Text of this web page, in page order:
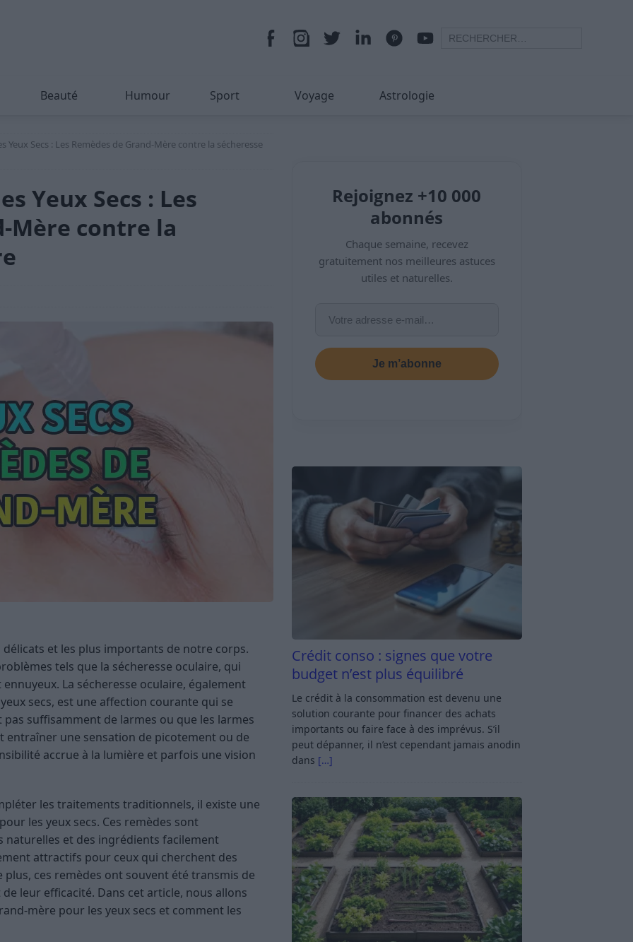
Beauté Humour Sport Voyage Astrologie
Yeux Secs : Les Remèdes de Grand-Mère contre la sécheresse
Yeux Secs : Les
Mère contre la
délicats et les plus importants de notre corps.
tels que la sécheresse oculaire, qui
La sécheresse oculaire, également
secs, est une affection courante qui se
suffisamment de larmes ou que les larmes
entraîner une sensation de picotement ou de
accrue à la lumière et parfois une vision
les traitements traditionnels, il existe une
les yeux secs. Ces remèdes sont
naturelles et des ingrédients facilement
attractifs pour ceux qui cherchent des
ces remèdes ont souvent été transmis de
leur efficacité. Dans cet article, nous allons
mère pour les yeux secs et comment les
Rejoignez +10 000
abonnés
Chaque semaine, recevez
gratuitement nos meilleures astuces
utiles et naturelles.
Je m’abonne
Crédit conso : signes que votre
budget n’est plus équilibré
Le crédit à la consommation est devenu une
solution courante pour financer des achats
importants ou faire face à des imprévus. S’il
peut dépanner, il n’est cependant jamais anodin
dans […]